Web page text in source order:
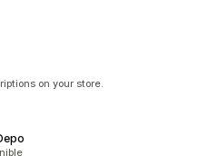
on your store.